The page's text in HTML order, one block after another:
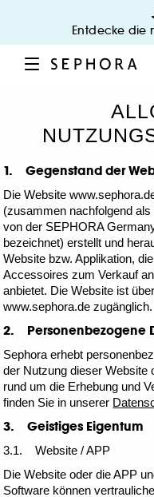
Entdecke die
1. Gegenstand der
Die Website
(zusammen nachfolgend als
von der SEPHORA
bezeichnet) erstellt und
Website bzw. Applikation,
Accessoires zum Verkauf
anbietet. Die Website ist
www.sephora.de zugänglich.
2. Personenbezogene
Sephora erhebt
der Nutzung dieser Website
rund um die Erhebung und
finden Sie in unserer
3. Geistiges Eigentum
3.1. Website / APP
Die Website oder die APP
Software können